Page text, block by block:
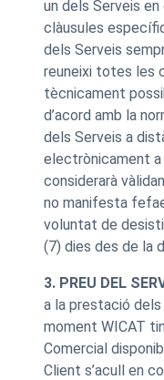
un dels Serveis
clàusules
dels Serveis
reuneixi totes les
tècnicament
d’acord amb la
dels Serveis a
electrònicament a
considerarà
no manifesta
voluntat de
(7) dies des de la
3. PREU DEL
a la prestació
moment WICAT
Comercial
Client s’acull en